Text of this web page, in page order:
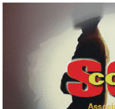
SOS cocu est une association loi 1901 dont
Pouvoir parler, se confier, recevoir un
personnelle douloureuse